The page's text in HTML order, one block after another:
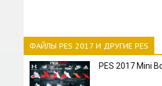
ФАЙЛЫ PES 2017 И ДРУГИЕ PES
PES 2017 Mini